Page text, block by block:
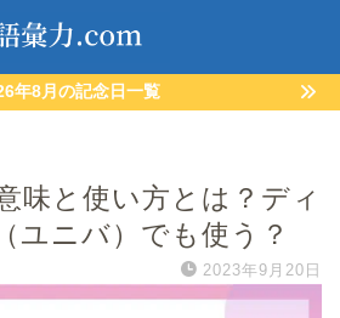
年8月の記念日一覧
味と使い方とは？ディ
ユニバ）でも使う？
2023年9月20日